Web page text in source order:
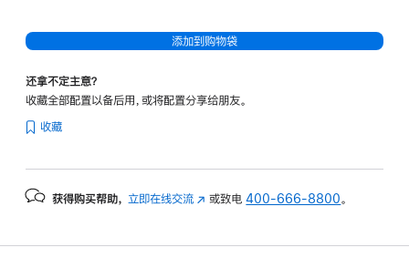
添加到购物袋
还拿不定主意？
收藏全部配置以备后用，或将配置分享给朋友。
收藏
获得购买帮助， 立即在线交流 (在 或致电400-666-8800。